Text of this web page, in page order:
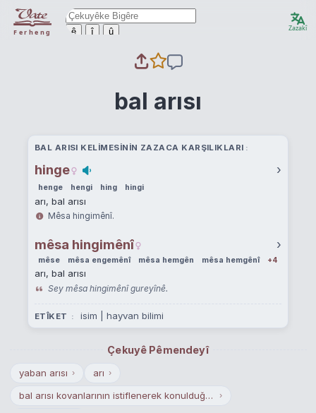
Ferheng ê î û Zazakî
bal arısı
BAL ARISI KELIMESININ ZAZACA KARŞILIKLARI
hinge ›
henge hengi hing hingi
arı, bal arısı
Mêsa hingimênî.
mêsa hingimênî ›
mêse mêsa engemênî mêsa hemgên mêsa hemgênî +4
arı, bal arısı
Sey mêsa hingimênî gureyînê.
ETÎKET isim | hayvan bilimi
Çekuyê Pêmendeyî
yaban arısı › arı ›
bal arısı kovanlarının istiflenerek konulduğu -evden uzak- yer ›